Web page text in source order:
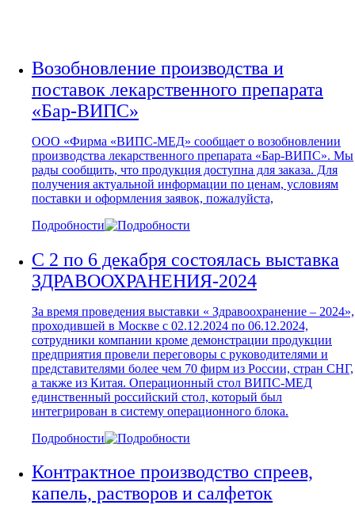
Возобновление производства и
поставок лекарственного препарата
«Бар-ВИПС»
ООО «Фирма «ВИПС-МЕД» сообщает о возобновлении
производства лекарственного препарата «Бар-ВИПС». Мы
рады сообщить, что продукция доступна для заказа. Для
получения актуальной информации по ценам, условиям
поставки и оформления заявок, пожалуйста,
Подробности
С 2 по 6 декабря состоялась выставка
ЗДРАВООХРАНЕНИЯ-2024
За время проведения выставки « Здравоохранение – 2024»,
проходившей в Москве с 02.12.2024 по 06.12.2024,
сотрудники компании кроме демонстрации продукции
предприятия провели переговоры с руководителями и
представителями более чем 70 фирм из России, стран СНГ,
а также из Китая. Операционный стол ВИПС-МЕД
единственный российский стол, который был
интегрирован в систему операционного блока.
Подробности
Контрактное производство спреев,
капель, растворов и салфеток